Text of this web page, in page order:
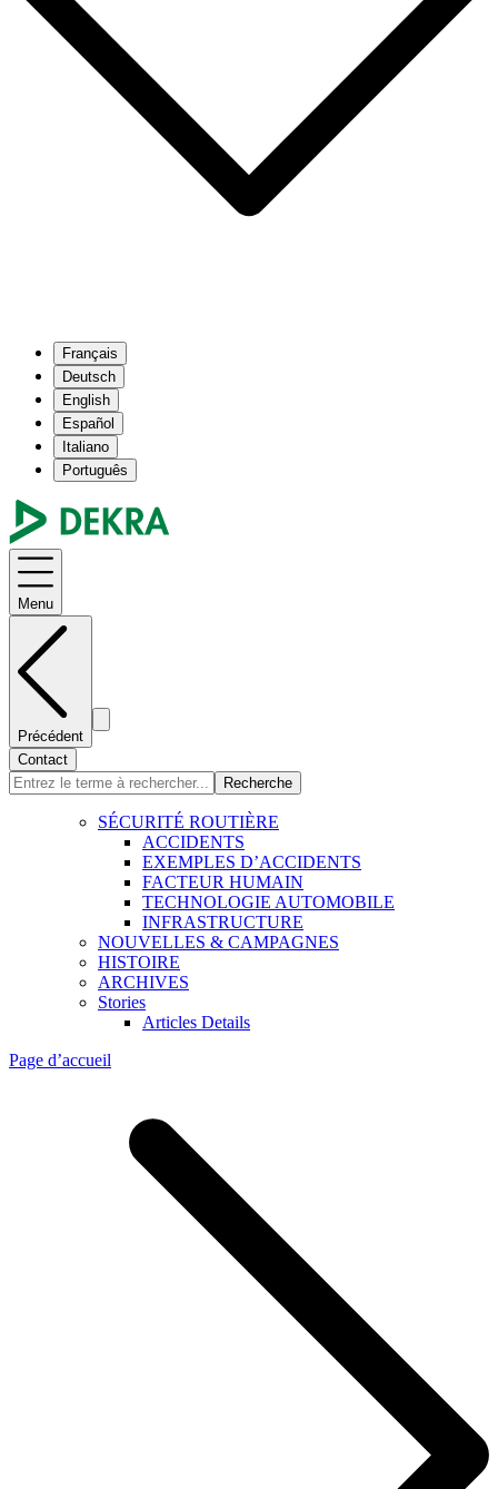
Français
Deutsch
English
Español
Italiano
Português
Menu
Précédent
Contact
Recherche
SÉCURITÉ ROUTIÈRE
ACCIDENTS
EXEMPLES D’ACCIDENTS
FACTEUR HUMAIN
TECHNOLOGIE AUTOMOBILE
INFRASTRUCTURE
NOUVELLES & CAMPAGNES
HISTOIRE
ARCHIVES
Stories
Articles Details
Page d’accueil